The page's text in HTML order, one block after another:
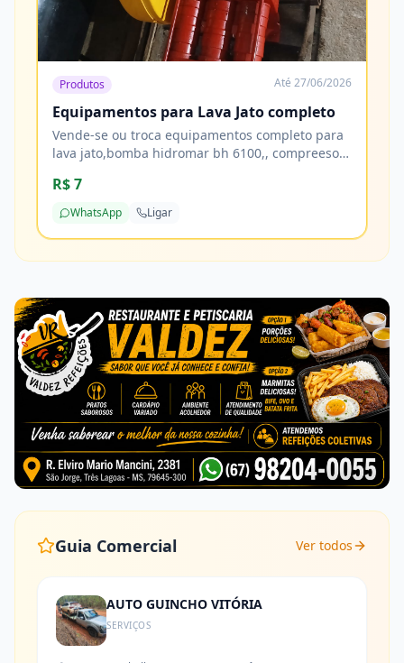
Produtos Até 27/06/2026
Equipamentos para Lava Jato completo
Vende-se ou troca equipamentos completo para
lava jato,bomba hidromar bh 6100,, compreesor
litros 2 tamores de 200 litros e mais de 20 metros
de mangueiras
R$ 7
WhatsApp Ligar
Guia Comercial Ver todos
AUTO GUINCHO VITÓRIA
SERVIÇOS